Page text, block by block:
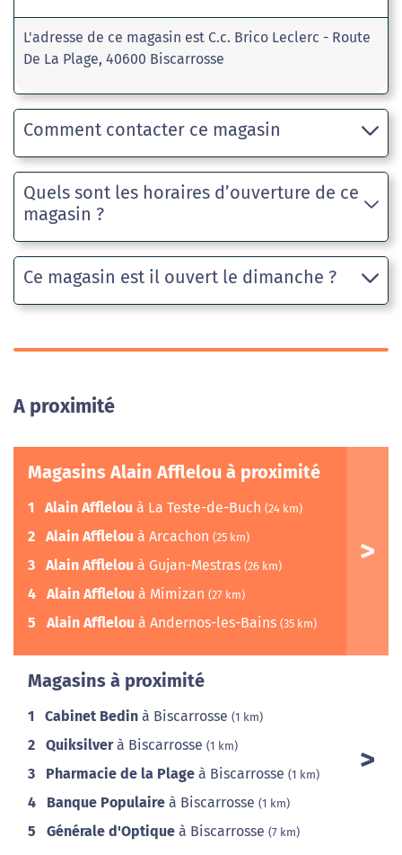
L'adresse de ce magasin est C.c. Brico Leclerc - Route
De La Plage, 40600 Biscarrosse
Comment contacter ce magasin
Quels sont les horaires d’ouverture de ce
magasin ?
Ce magasin est il ouvert le dimanche ?
A proximité
Magasins Alain Afflelou à proximité
1 Alain Afflelou à La Teste-de-Buch (24 km)
2 Alain Afflelou à Arcachon (25 km)
3 Alain Afflelou à Gujan-Mestras (26 km)
4 Alain Afflelou à Mimizan (27 km)
5 Alain Afflelou à Andernos-les-Bains (35 km)
Magasins à proximité
1 Cabinet Bedin à Biscarrosse (1 km)
2 Quiksilverà Biscarrosse (1 km)
3 Pharmacie de la Plage à Biscarrosse (1 km)
4 Banque Populaire à Biscarrosse (1 km)
5 Générale d'Optique à Biscarrosse (7 km)